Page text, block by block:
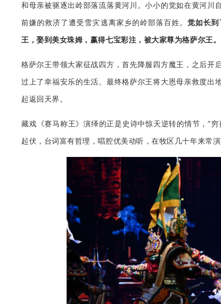
和母亲被驱逐出岭部落流落黄河川。小小的觉如在黄河川
前嫌的救济了遭受雪灾逃离家乡的岭部落百姓。觉如长
王，娶到美女珠姆，赢得七宝彩注，被大家尊为格萨尔王。
格萨尔王带领大家征战四方，首先降服四方魔王，之后开
过上了幸福安乐的生活。最终格萨尔王将大恩母亲救度出
起返回天界。
藏戏《赛马称王》演绎的正是史诗中惊天逆转的情节，“
起伏，台词富有哲理，唱腔优美动听，在牧区几十年来常